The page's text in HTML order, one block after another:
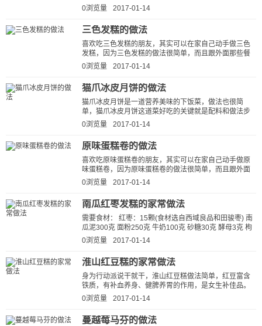
样，深受大家喜爱。话间口水都快...
0浏览量 2017-01-14
三色发糕的做法
喜欢吃三色发糕的朋友，其实可以在家自己动手做三色
发糕，因为三色发糕的做法很简单，而且跟外面那些餐
馆做的三色发糕比起来，自己做的三...
0浏览量 2017-01-14
猫爪冰皮月饼的做法
猫爪冰皮月饼是一道营养美味的下饭菜，做法也很简
单，猫爪冰皮月饼这道菜好吃的关键就是配料和做法步
骤，做菜网小编就为大家详细的介绍...
0浏览量 2017-01-14
原味蛋糕卷的做法
喜欢吃原味蛋糕卷的朋友，其实可以在家自己动手做原
味蛋糕卷，因为原味蛋糕卷的做法很简单，而且跟外面
那些餐馆做的原味蛋糕卷比起来，自...
0浏览量 2017-01-14
南瓜红枣发糕的家常做法
需要食材： 红枣：15颗(食材选自西域良品和田骏枣) 南
瓜泥300克 面粉250克 牛奶100克 砂糖30克 酵母3克 枸
杞适量 红枣，直接食用就很好...
0浏览量 2017-01-14
淮山红豆糕的家常做法
身为行动派说干就干，淮山红豆糕做法简单，红豆富含
铁质，有补血养身、健脾养胃的作用，是女生补佳品。
淮山要用铁棍淮山，它的营养丰富，既...
0浏览量 2017-01-14
蔓越莓马芬的做法